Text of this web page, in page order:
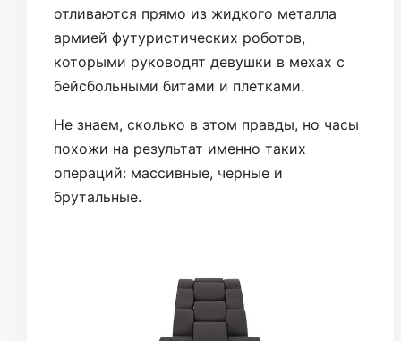
отливаются прямо из жидкого металла
армией футуристических роботов,
которыми руководят девушки в мехах с
бейсбольными битами и плетками.
Не знаем, сколько в этом правды, но часы
похожи на результат именно таких
операций: массивные, черные и
брутальные.